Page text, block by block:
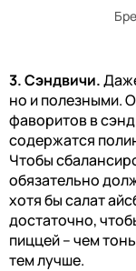
3. Сэндвичи.
но и полезными.
фаворитов в
содержатся
Чтобы
обязательно
хотя бы салат
достаточно,
пиццей – чем
тем лучше.